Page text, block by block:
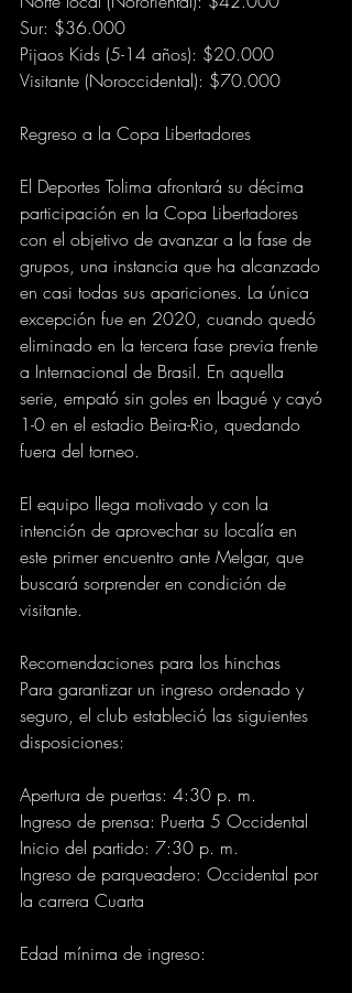
Sur: $36.000
Pijaos Kids (5-14 años): $20.000
Visitante (Noroccidental): $70.000
Regreso a la Copa Libertadores
El Deportes Tolima afrontará su décima
participación en la Copa Libertadores
con el objetivo de avanzar a la fase de
grupos, una instancia que ha alcanzado
en casi todas sus apariciones. La única
excepción fue en 2020, cuando quedó
eliminado en la tercera fase previa frente
a Internacional de Brasil. En aquella
serie, empató sin goles en Ibagué y cayó
1-0 en el estadio Beira-Rio, quedando
fuera del torneo.
El equipo llega motivado y con la
intención de aprovechar su localía en
este primer encuentro ante Melgar, que
buscará sorprender en condición de
visitante.
Recomendaciones para los hinchas
Para garantizar un ingreso ordenado y
seguro, el club estableció las siguientes
disposiciones:
Apertura de puertas: 4:30 p. m.
Ingreso de prensa: Puerta 5 Occidental
Inicio del partido: 7:30 p. m.
Ingreso de parqueadero: Occidental por
la carrera Cuarta
Edad mínima de ingreso: